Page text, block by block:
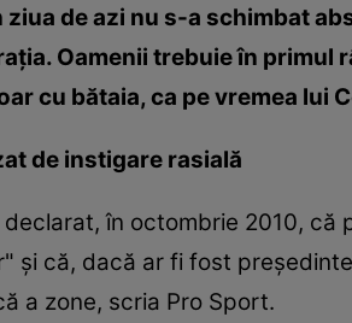
ziua de azi nu s-a schimbat
Oamenii trebuie în primul
cu bătaia, ca pe vremea lui
de instigare rasială
în octombrie 2010,
şi că, dacă ar fi fost
a zone, scria Pro Sport.